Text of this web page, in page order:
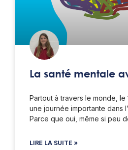
La santé mentale
Partout à travers le monde, le
une journée importante dans
Parce que oui, même si peu
LIRE LA SUITE »